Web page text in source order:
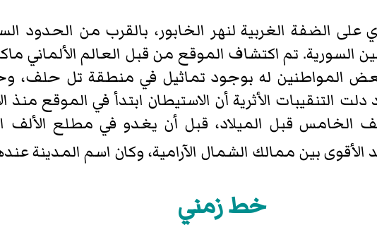
السورية. تم اكتشاف الموقع من قبل العالم الألماني
1899، بعد إبلاغ بعض المواطنين له بوجود تماثيل في منطقة تل
1911 و1913 و1927 و1929. وقد دلت التنقيبات الأثرية أن الاستيطان ابتدأ في
الخامس قبل الميلاد، قبل أن يغدو في مطلع الألف
الأقوى بين ممالك الشمال الآرامية، وكان اسم المدينة
خط زمني